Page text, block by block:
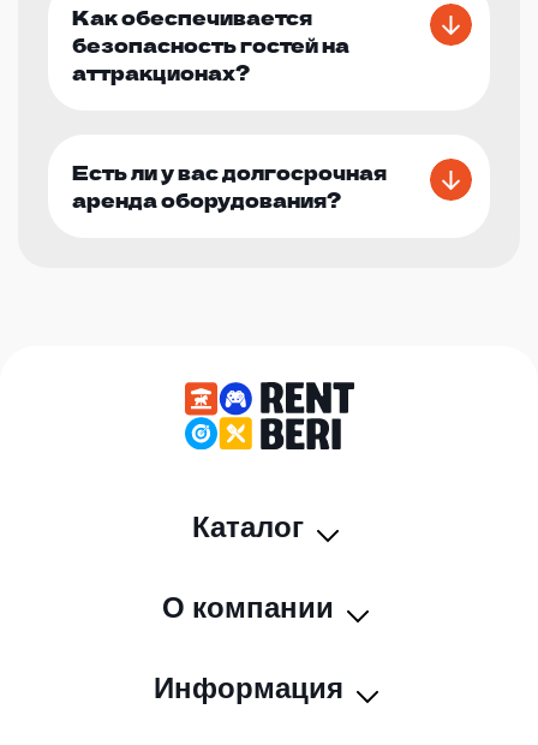
Как обеспечивается
безопасность гостей на
аттракционах?
Есть ли у вас долгосрочная
аренда оборудования?
Каталог
О компании
Информация